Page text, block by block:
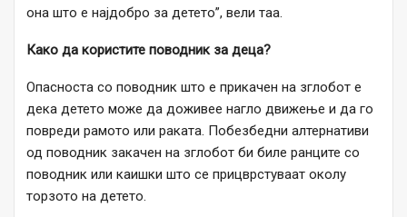
она што е најдобро за детето”, вели таа.
Како да користите поводник за деца?
Опасноста со поводник што е прикачен на зглобот е
дека детето може да доживее нагло движење и да го
повреди рамото или раката. Побезбедни алтернативи
од поводник закачен на зглобот би биле ранците со
поводник или каишки што се прицврстуваат околу
торзото на детето.